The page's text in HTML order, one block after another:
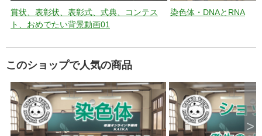
賞状、表彰状、表彰式、式典、コンテス
ト、おめでたい背景動画01
染色体・DNAとRNA
このショップで人気の商品
>